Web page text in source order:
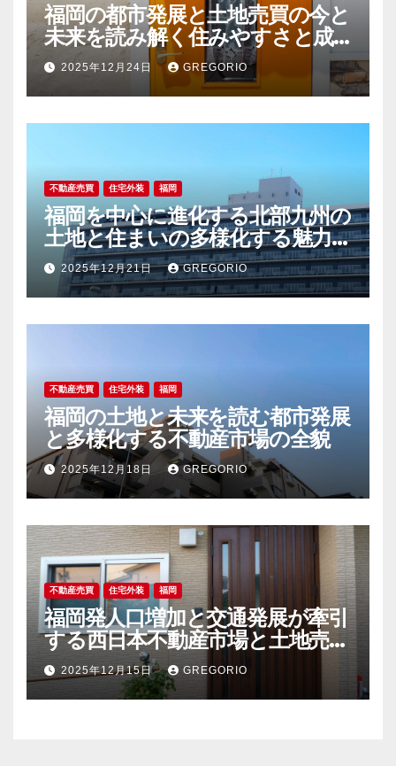
福岡の都市発展と土地売買の今と
未来を読み解く住みやすさと成
長が交差する街
2025年12月24日 GREGORIO
不動産売買 住宅外装 福岡
福岡を中心に進化する北部九州の
土地と住まいの多様化する魅力
と未来
2025年12月21日 GREGORIO
不動産売買 住宅外装 福岡
福岡の土地と未来を読む都市発展
と多様化する不動産市場の全貌
2025年12月18日 GREGORIO
不動産売買 住宅外装 福岡
福岡発人口増加と交通発展が牽引
する西日本不動産市場と土地売買
の今後
2025年12月15日 GREGORIO